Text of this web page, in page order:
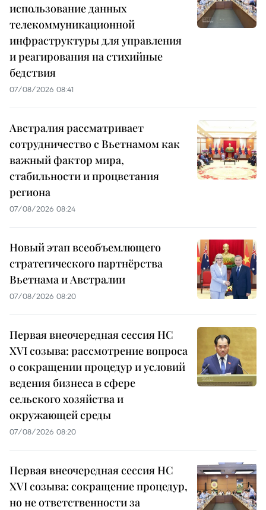
использование данных
телекоммуникационной
инфраструктуры для управления
и реагирования на стихийные
бедствия
07/08/2026 08:41
Австралия рассматривает
сотрудничество с Вьетнамом как
важный фактор мира,
стабильности и процветания
региона
07/08/2026 08:24
Новый этап всеобъемлющего
стратегического партнёрства
Вьетнама и Австралии
07/08/2026 08:20
Первая внеочередная сессия НС
XVI созыва: рассмотрение вопроса
о сокращении процедур и условий
ведения бизнеса в сфере
сельского хозяйства и
окружающей среды
07/08/2026 08:20
Первая внеочередная сессия НС
XVI созыва: сокращение процедур,
но не ответственности за